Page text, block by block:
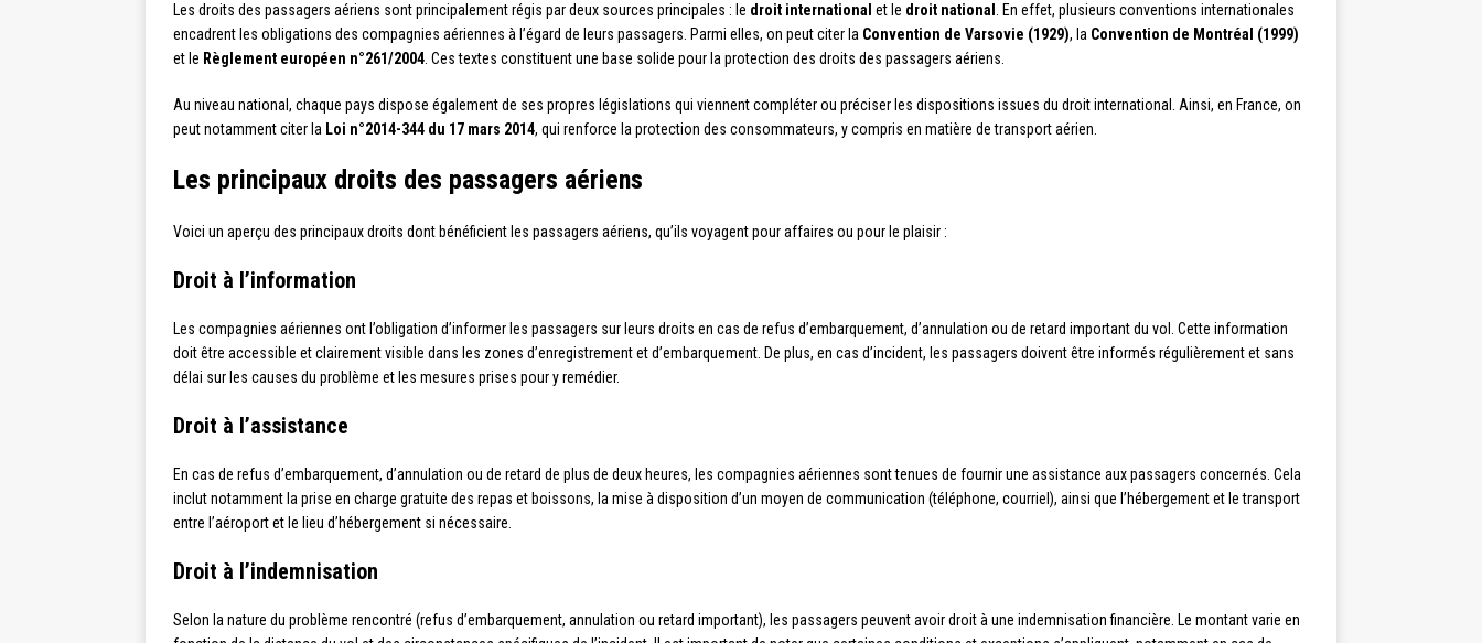
Les droits des passagers aériens sont principalement régis par deux sources principales : le droit international et le droit national
. En effet, plusieurs conventions internationales
encadrent les obligations des compagnies aériennes à l’égard de leurs passagers. Parmi elles, on peut citer la Convention de Varsovie (1929), la Convention de Montréal (1999)
et le Règlement européen n°261/2004 . Ces textes constituent une base solide pour la protection des droits des passagers aériens.
Au niveau national, chaque pays dispose également de ses propres législations qui viennent compléter ou préciser les dispositions issues du droit international. Ainsi, en France, on
peut notamment citer la Loi n°2014-344 du 17 mars 2014, qui renforce la protection des consommateurs, y compris en matière de transport aérien.
Les principaux droits des passagers aériens
Voici un aperçu des principaux droits dont bénéficient les passagers aériens, qu’ils voyagent pour affaires ou pour le plaisir :
Droit à l’information
Les compagnies aériennes ont l’obligation d’informer les passagers sur leurs droits en cas de refus d’embarquement, d’annulation ou de retard important du vol. Cette information
doit être accessible et clairement visible dans les zones d’enregistrement et d’embarquement. De plus, en cas d’incident, les passagers doivent être informés régulièrement et sans
délai sur les causes du problème et les mesures prises pour y remédier.
Droit à l’assistance
En cas de refus d’embarquement, d’annulation ou de retard de plus de deux heures, les compagnies aériennes sont tenues de fournir une assistance aux passagers concernés. Cela
inclut notamment la prise en charge gratuite des repas et boissons, la mise à disposition d’un moyen de communication (téléphone, courriel), ainsi que l’hébergement et le transport
entre l’aéroport et le lieu d’hébergement si nécessaire.
Droit à l’indemnisation
Selon la nature du problème rencontré (refus d’embarquement, annulation ou retard important), les passagers peuvent avoir droit à une indemnisation financière. Le montant varie en